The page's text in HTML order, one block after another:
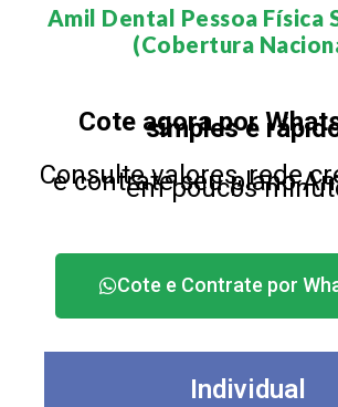
Amil Dental Pessoa Física
(Cobertura
Cote agora por
simples e
Consulte valores, rede
e contrate seu plano
em poucos
Cote e Contrate por
Individual